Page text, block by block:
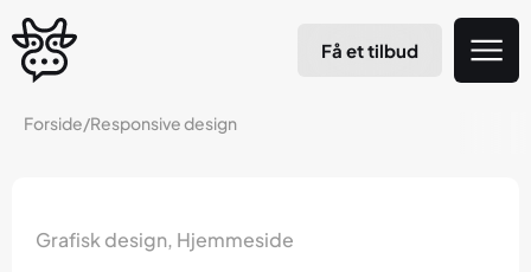
Få et tilbud
Forside/Responsive design
Grafisk design, Hjemmeside